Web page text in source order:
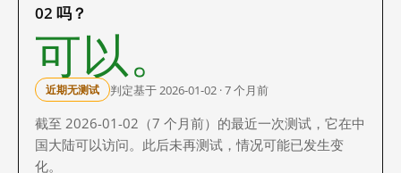
02 吗？
可以。
近期无测试 判定基于 2026-01-02 · 7 个月前
截至 2026-01-02（7 个月前）的最近一次测试，它在中
国大陆可以访问。此后未再测试，情况可能已发生变
化。